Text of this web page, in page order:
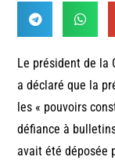
Le président de la
a déclaré que la
les « pouvoirs
défiance à
avait été déposée